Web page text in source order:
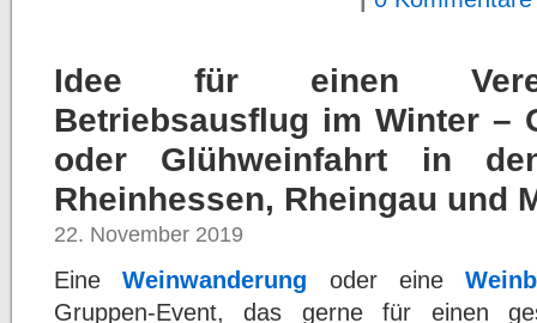
Idee für einen
Betriebsausflug im Winter –
oder Glühweinfahrt in
Rheinhessen, Rheingau und
22. November 2019
EineWeinwanderung oder eine
Gruppen-Event, das gerne für einen